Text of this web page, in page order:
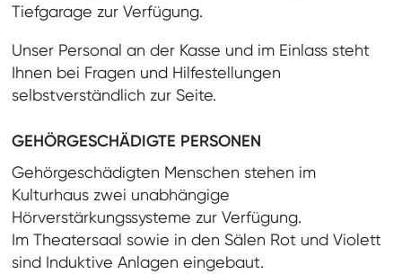
Tiefgarage zur Verfügung.
Unser Personal an der Kasse und im Einlass steht
Ihnen bei Fragen und Hilfestellungen
selbstverständlich zur Seite.
GEHÖRGESCHÄDIGTE PERSONEN
Gehörgeschädigten Menschen stehen im
Kulturhaus zwei unabhängige
Hörverstärkungssysteme zur Verfügung.
Im Theatersaal sowie in den Sälen Rot und Violett
sind Induktive Anlagen eingebaut.